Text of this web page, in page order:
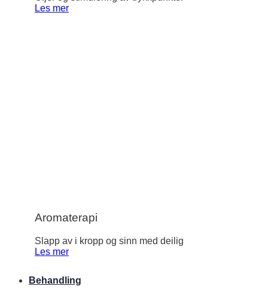
Les mer
Aromaterapi
Slapp av i kropp og sinn med deilig
Les mer
Behandling